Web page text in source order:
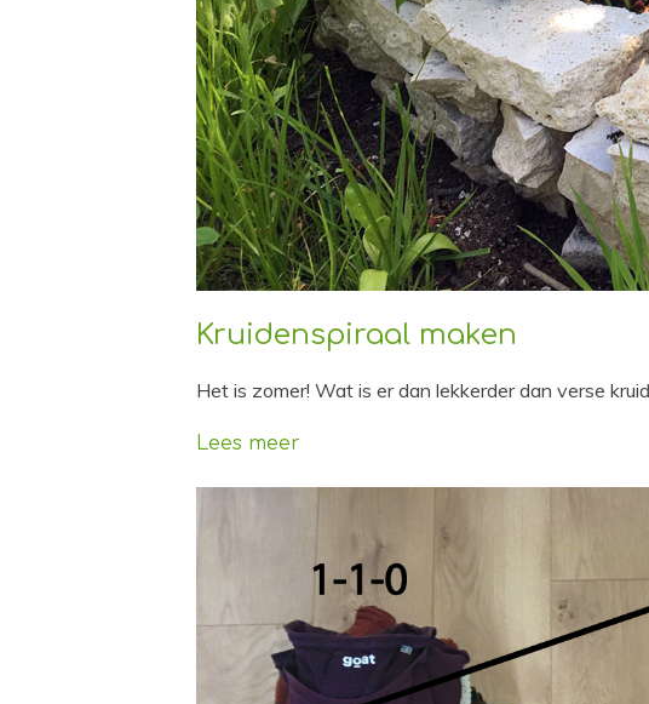
Kruidenspiraal maken
Het is zomer! Wat is er dan lekkerder dan verse
Lees meer